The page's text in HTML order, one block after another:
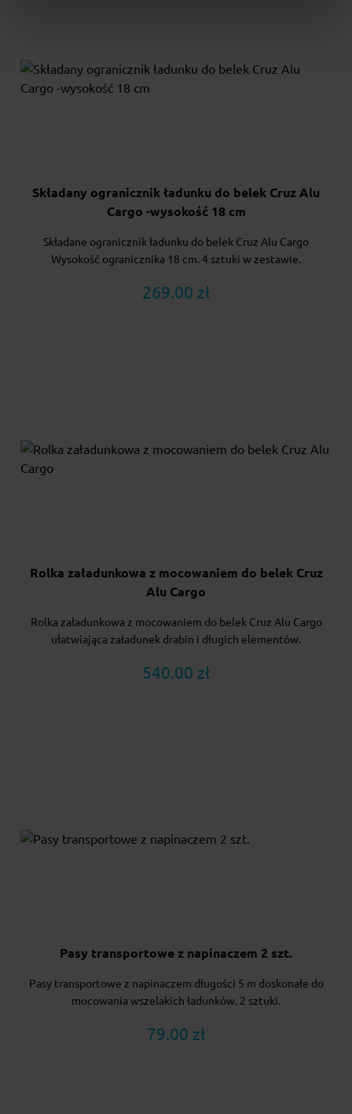
Składany ogranicznik ładunku do belek Cruz Alu
Cargo -wysokość 18 cm
Składane ogranicznik ładunku do belek Cruz Alu Cargo
Wysokość ogranicznika 18 cm. 4 sztuki w zestawie.
269.00 zł
Rolka załadunkowa z mocowaniem do belek Cruz
Alu Cargo
Rolka załadunkowa z mocowaniem do belek Cruz Alu Cargo
ułatwiająca załadunek drabin i długich elementów.
540.00 zł
Pasy transportowe z napinaczem 2 szt.
Pasy transportowe z napinaczem długości 5 m doskonałe do
mocowania wszelakich ładunków. 2 sztuki.
79.00 zł